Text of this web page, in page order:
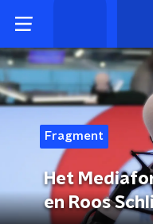
Fragment
Het
en Roos